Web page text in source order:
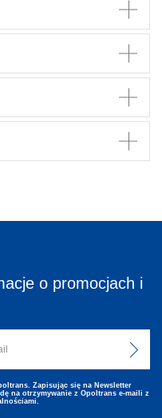
o promocjach i
Zapisując się na Newsletter
na otrzymywanie z Opoltrans e-maili z